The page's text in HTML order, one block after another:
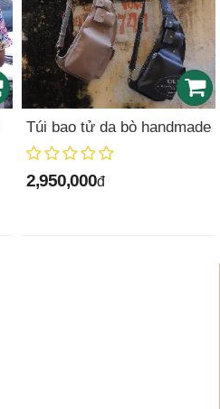
Túi bao tử da bò handmade
2,950,000đ